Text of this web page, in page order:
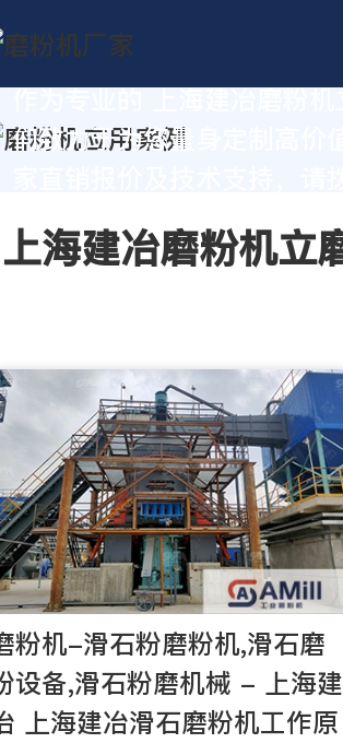
们致力于为您量身定制高价
上海建冶磨粉机立
粉机-滑石粉磨粉机,滑石磨
设备,滑石粉磨机械 - 上海建
上海建冶滑石磨粉机工作原